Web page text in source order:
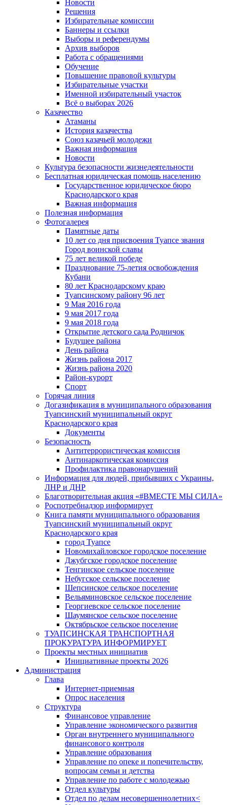
Новости
Решения
Избирательные комиссии
Баннеры и ссылки
Выборы и референдумы
Архив выборов
Работа с обращениями
Обучение
Повышение правовой культуры
Избирательные участки
Именной избирательный участок
Всё о выборах 2026
Казачество
Атаманы
История казачества
Союз казачьей молодежи
Важная информация
Новости
Культура безопасности жизнедеятельности
Бесплатная юридическая помощь населению
Государственное юридическое бюро
Краснодарского края
Важная информация
Полезная информация
Фотогалерея
Памятные даты
10 лет со дня присвоения Туапсе звания
Город воинской славы
75 лет великой победе
Празднование 75-летия освобождения
Кубани
80 лет Краснодарскому краю
Туапсинскому району 96 лет
9 Мая 2016 года
9 мая 2017 года
9 мая 2018 года
Открытие детского сада Родничок
Будущее района
День района
Жизнь района 2017
Жизнь района 2020
Район-курорт
Спорт
Горячая линия
Догазификация в муниципального образования
Туапсинский муниципальный округ
Краснодарского края
Документы
Безопасность
Антитеррористическая комиссия
Антинаркотическая комиссия
Профилактика правонарушений
Информация для людей, прибывших с Украины,
ЛНР и ДНР
Благотворительная акция «#ВМЕСТЕ МЫ СИЛА»
Роспотребнадзор информирует
Книга памяти муниципального образования
Туапсинский муниципальный округ
Краснодарского края
город Туапсе
Новомихайловское городское поселение
Джубгское городское поселение
Тенгинское сельское поселение
Небугское сельское поселение
Шепсинское сельское поселение
Вельяминовское сельское поселение
Георгиевское сельское поселение
Шаумянское сельское поселение
Октябрьское сельское поселение
ТУАПСИНСКАЯ ТРАНСПОРТНАЯ
ПРОКУРАТУРА ИНФОРМИРУЕТ
Проекты местных инициатив
Инициативные проекты 2026
Администрация
Глава
Интернет-приемная
Опрос населения
Структура
Финансовое управление
Управление экономического развития
Орган внутреннего муниципального
финансового контроля
Управление образования
Управление по опеке и попечительству,
вопросам семьи и детства
Управление по работе с молодежью
Отдел культуры
Отдел по делам несовершеннолетних<